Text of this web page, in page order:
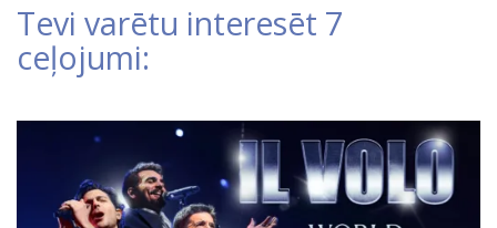
Tevi varētu interesēt 7
ceļojumi: